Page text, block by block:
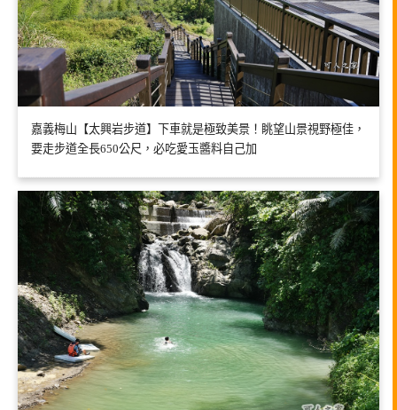
嘉義梅山【太興岩步道】下車就是極致美景！眺望山景視野極佳，
要走步道全長650公尺，必吃愛玉醬料自己加